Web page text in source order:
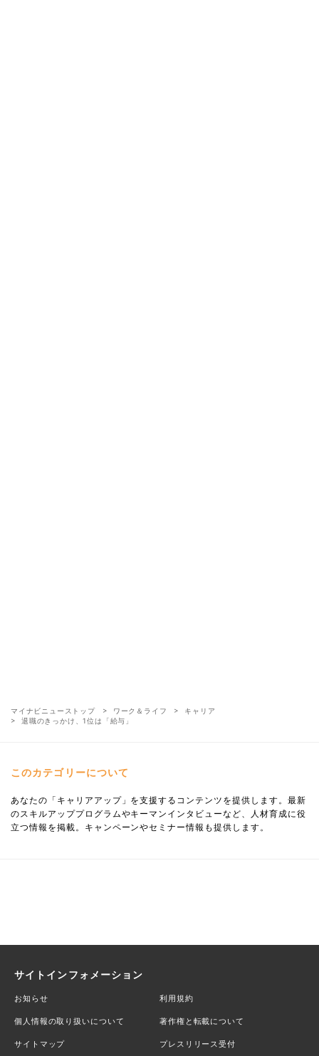
マイナビニューストップ ワーク＆ライフ
キャリア
退職のきっかけ、1位は「給与」
このカテゴリーについて
あなたの「キャリアアップ」を支援するコンテンツを提供します。最新
のスキルアッププログラムやキーマンインタビューなど、人材育成に役
立つ情報を掲載。キャンペーンやセミナー情報も提供します。
サイトインフォメーション
お知らせ 利用規約
個人情報の取り扱いについて 著作権と転載について
サイトマップ プレスリリース受付